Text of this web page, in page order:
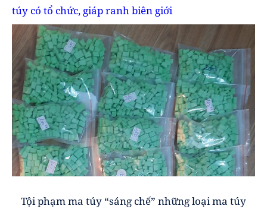
túy có tổ chức, giáp ranh biên giới
Tội phạm ma túy “sáng chế” những loại ma túy